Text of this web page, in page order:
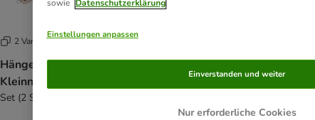
2 Varianten
Hängebrücke für
Kleinnager
Set (2 Stück)
Hängebrücke für
Kleinnager
sowie Datenschutzerklärung
Einstellungen anpassen
Nur erforderliche Cookies
Einverstanden und weiter